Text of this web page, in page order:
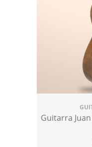
Guitarra